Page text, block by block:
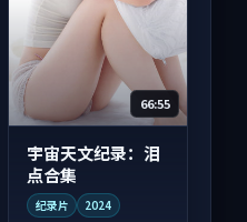
66:55
宇宙天文纪录：泪
点合集
纪录片 2024